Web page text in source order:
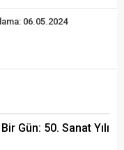
06.05.2024
Gün: 50. Sanat Yılı